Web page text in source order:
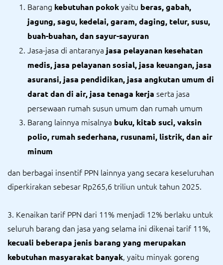
Barang kebutuhan pokokyaitu beras, gabah,
jagung, sagu, kedelai, garam, daging, telur, susu,
buah-buahan, dan sayur-sayuran
Jasa-jasa di antaranya jasa pelayanan kesehatan
medis, jasa pelayanan sosial, jasa keuangan, jasa
asuransi, jasa pendidikan, jasa angkutan umum di
darat dan di air, jasa tenaga kerja serta jasa
persewaan rumah susun umum dan rumah umum
Barang lainnya misalnya buku, kitab suci, vaksin
polio, rumah sederhana, rusunami, listrik, dan air
minum
dan berbagai insentif PPN lainnya yang secara keseluruhan
diperkirakan sebesar Rp265,6 triliun untuk tahun 2025.
3. Kenaikan tarif PPN dari 11% menjadi 12% berlaku untuk
seluruh barang dan jasa yang selama ini dikenai tarif 11%,
kecuali beberapa jenis barang yang merupakan
kebutuhan masyarakat banyak, yaitu minyak goreng